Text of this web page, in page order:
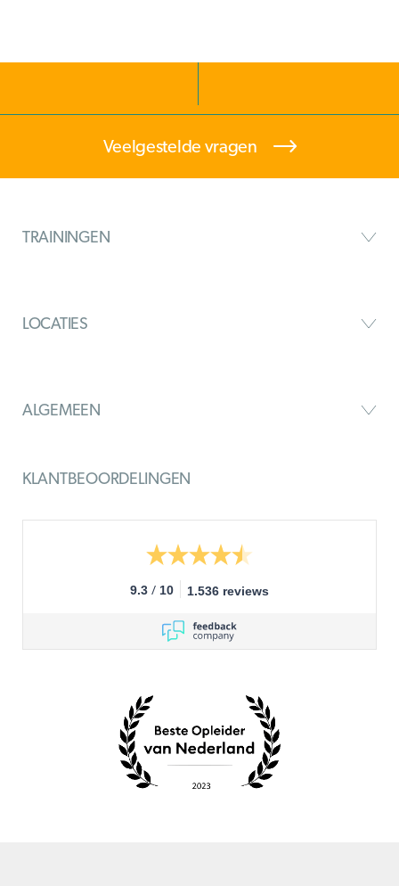
Veelgestelde vragen
TRAININGEN
LOCATIES
ALGEMEEN
KLANTBEOORDELINGEN
9.3 / 10 1.536 reviews